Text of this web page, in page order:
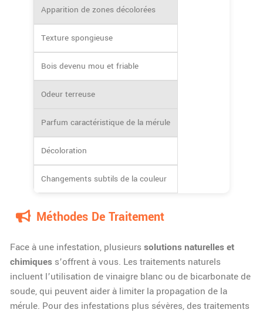
Apparition de zones décolorées
Texture spongieuse
Bois devenu mou et friable
Odeur terreuse
Parfum caractéristique de la mérule
Décoloration
Changements subtils de la couleur
Méthodes De Traitement
Face à une infestation, plusieurs solutions naturelles et
chimiques s’offrent à vous. Les traitements naturels
incluent l’utilisation de vinaigre blanc ou de bicarbonate de
soude, qui peuvent aider à limiter la propagation de la
mérule. Pour des infestations plus sévères, des traitements